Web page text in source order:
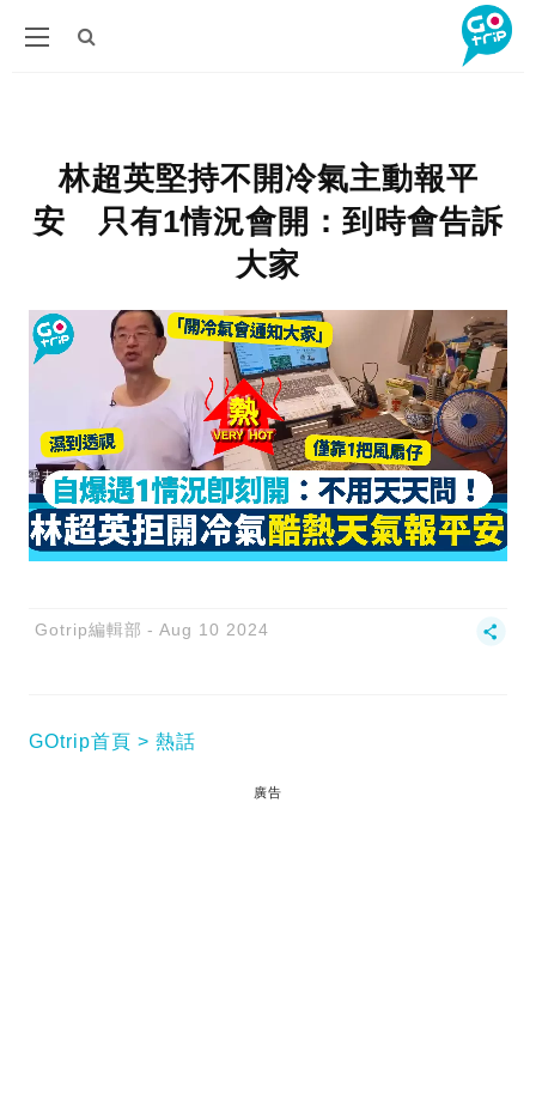
林超英堅持不開冷氣主動報平
安 只有1情況會開：到時會告訴
大家
Gotrip編輯部 Aug 10 2024
GOtrip首頁 熱話
廣告